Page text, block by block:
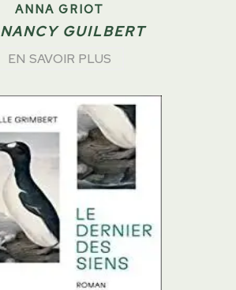
ANNA GRIOT
NANCY GUILBERT
EN SAVOIR PLUS